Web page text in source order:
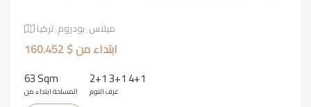
ميلاس٬ بودروم٬ تركيا
ابتداء من $ 160.452
63 Sqm
المساحة ابتداء من
2+1 3+1 4+1
غرف النوم